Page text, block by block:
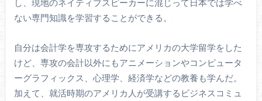
し、現地のネイティブスピーカーに混じって日本では学べ
ない専門知識を学習することができる。
自分は会計学を専攻するためにアメリカの大学留学をした
けど、専攻の会計以外にもアニメーションやコンピュータ
ーグラフィックス、心理学、経済学などの教養も学んだ。
加えて、就活時期のアメリカ人が受講するビジネスコミュ